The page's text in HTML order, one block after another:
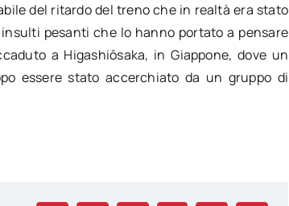
del ritardo del treno che in realtà era stato
pesanti che lo hanno portato a pensare
a Higashiōsaka, in Giappone, dove un
essere stato accerchiato da un gruppo di